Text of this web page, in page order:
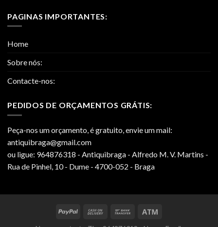
PAGINAS IMPORTANTES:
Home
Sobre nós:
Contacte-nos:
PEDIDOS DE ORÇAMENTOS GRÁTIS:
Peça-nos um orçamento, é gratuito, envie um mail:
antiquibraga@gmail.com
ou ligue: 964876318 - Antiquibraga - Alfredo M. V. Martins -
Rua de Pinhel, 10 - Dume - 4700-052 - Braga